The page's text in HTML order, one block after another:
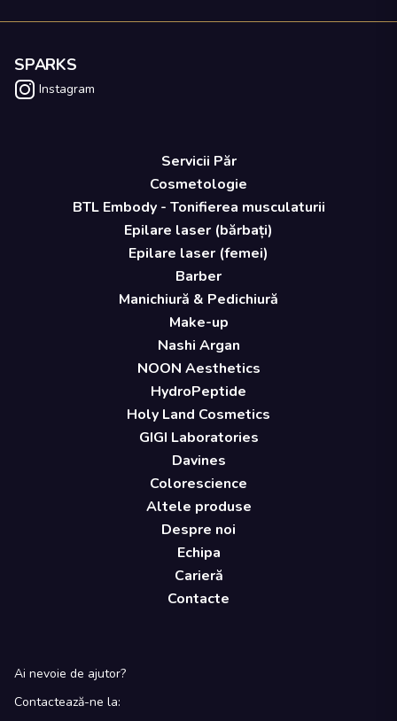
SPARKS
Instagram
Servicii Păr
Cosmetologie
BTL Embody - Tonifierea musculaturii
Epilare laser (bărbați)
Epilare laser (femei)
Barber
Manichiură & Pedichiură
Make-up
Nashi Argan
NOON Aesthetics
HydroPeptide
Holy Land Cosmetics
GIGI Laboratories
Davines
Colorescience
Altele produse
Despre noi
Echipa
Carieră
Contacte
Ai nevoie de ajutor?
Contactează-ne la: